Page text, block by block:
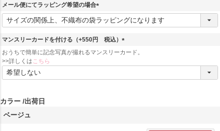
)
メール便にてラッピング希望の場合
(
必
)
マンスリーカードを付ける（+550円 税込）
(
須
おうちで簡単に記念写真が撮れるマンスリーカード。
>>詳しくは こちら
カラー 出荷日
ベージュ